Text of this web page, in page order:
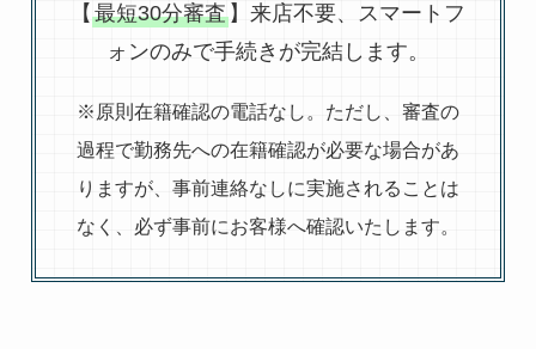
【 最短30分審査 】来店不要、スマートフ
ォンのみで手続きが完結します。
※原則在籍確認の電話なし。ただし、審査の
過程で勤務先への在籍確認が必要な場合があ
りますが、事前連絡なしに実施されることは
なく、必ず事前にお客様へ確認いたします。